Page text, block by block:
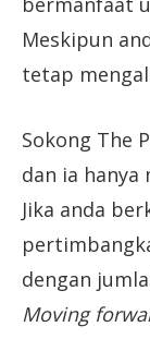
Meskipun
tetap
Sokong The
dan ia hanya
Jika anda
dengan
Moving